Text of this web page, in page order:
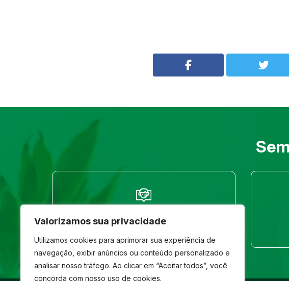
Valorizamos sua privacidade
Utilizamos cookies para aprimorar sua experiência de
navegação, exibir anúncios ou conteúdo personalizado e
analisar nosso tráfego. Ao clicar em “Aceitar todos”, você
concorda com nosso uso de cookies.
(33) 3261-1586